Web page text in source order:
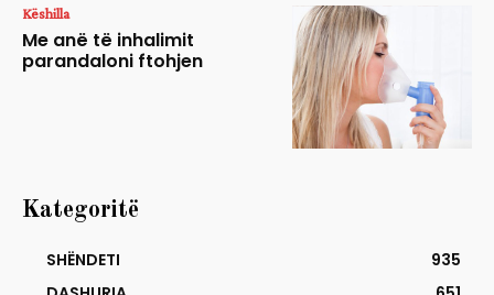
Këshilla
Me anë të inhalimit
parandaloni ftohjen
Kategoritë
SHËNDETI
935